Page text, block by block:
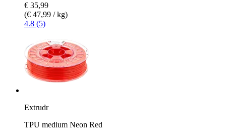
€ 35,99
(€ 47,99 / kg)
4.8 (5)
Extrudr
TPU medium Neon Red